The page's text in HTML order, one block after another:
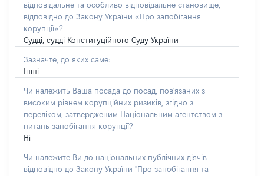
відповідальне та особливо відповідальне становище,
відповідно до Закону України «Про запобігання
корупції»?
Судді, судді Конституційного Суду України
Зазначте, до яких саме:
Інші
Чи належить Ваша посада до посад, пов'язаних з
високим рівнем корупційних ризиків, згідно з
переліком, затвердженим Національним агентством з
питань запобігання корупції?
Ні
Чи належите Ви до національних публічних діячів
відповідно до Закону України "Про запобігання та